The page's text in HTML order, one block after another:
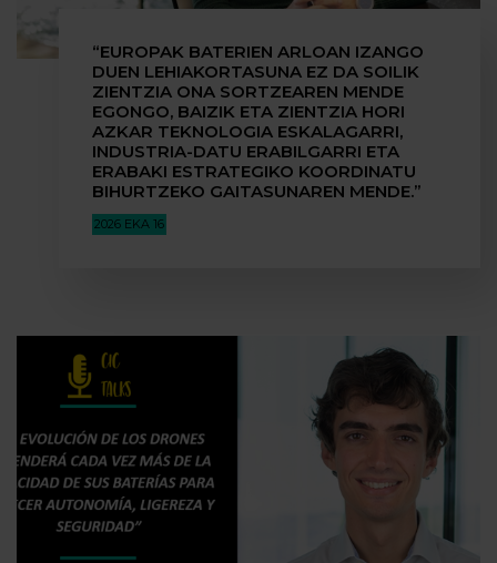
“EUROPAK BATERIEN ARLOAN IZANGO
DUEN LEHIAKORTASUNA EZ DA SOILIK
ZIENTZIA ONA SORTZEAREN MENDE
EGONGO, BAIZIK ETA ZIENTZIA HORI
AZKAR TEKNOLOGIA ESKALAGARRI,
INDUSTRIA-DATU ERABILGARRI ETA
ERABAKI ESTRATEGIKO KOORDINATU
BIHURTZEKO GAITASUNAREN MENDE.”
2026 EKA 16